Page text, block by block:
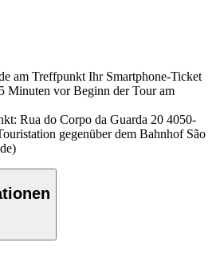
am Treffpunkt Ihr Smartphone-Ticket
Minuten vor Beginn der Tour am
Rua do Corpo da Guarda 20 4050-
gegenüber dem Bahnhof São